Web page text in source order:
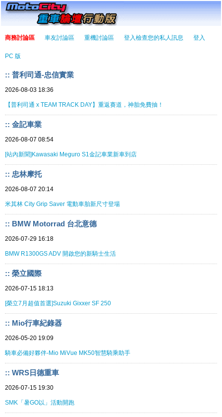
商務討論區 車友討論區 重機討論區 登入檢查您的私人訊息 登入
PC 版
:: 普利司通-忠信實業
2026-08-03 18:36
【普利司通 x TEAM TRACK DAY】重返賽道，神胎免費抽！
:: 金記車業
2026-08-07 08:54
[站內新聞]Kawasaki Meguro S1金記車業新車到店
:: 忠林摩托
2026-08-07 20:14
米其林 City Grip Saver 電動車胎新尺寸登場
:: BMW Motorrad 台北意德
2026-07-29 16:18
BMW R1300GS ADV 開啟您的新騎士生活
:: 榮立國際
2026-07-15 18:13
[榮立7月超值首選]Suzuki Gixxer SF 250
:: Mio行車紀錄器
2026-05-20 19:09
騎車必備好夥伴-Mio MiVue MK50智慧騎乘助手
:: WRS日德重車
2026-07-15 19:30
SMK「暑GO以」活動開跑